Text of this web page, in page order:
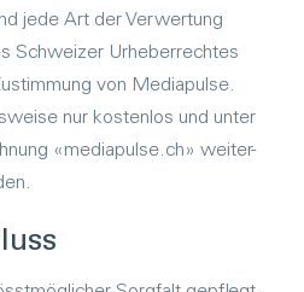
jede Art der Verwertung
Schweizer Urheberrechtes
von Mediapulse.
nur kostenlos und unter
«mediapulse.ch» weiter-​